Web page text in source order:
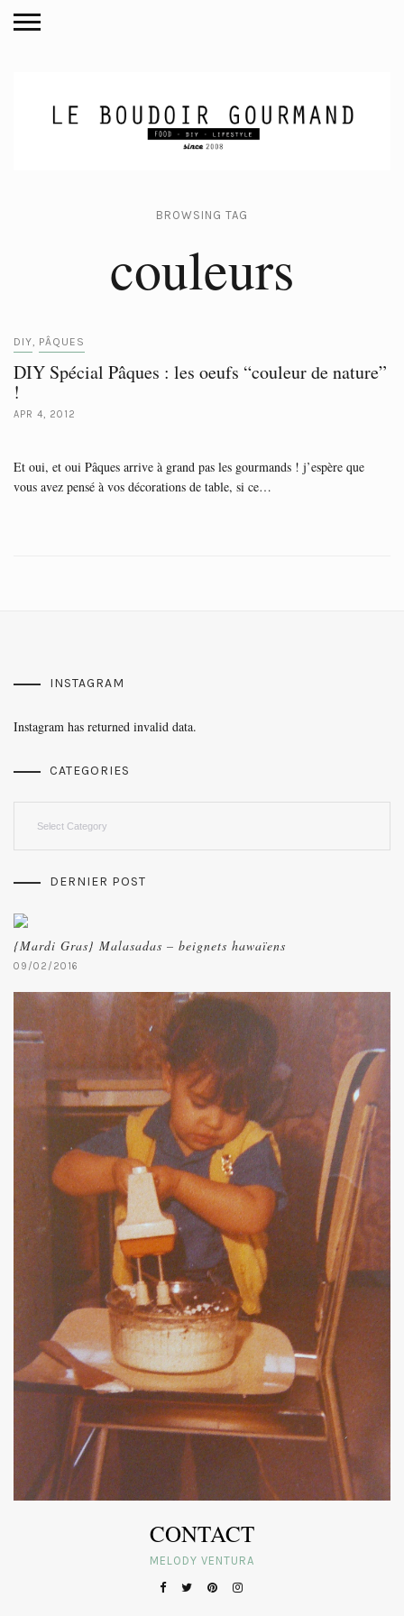
BROWSING TAG
couleurs
DIY, PÂQUES
DIY Spécial Pâques : les oeufs “couleur de nature”
!
APR 4, 2012
Et oui, et oui Pâques arrive à grand pas les gourmands ! j’espère que
vous avez pensé à vos décorations de table, si ce…
INSTAGRAM
Instagram has returned invalid data.
CATEGORIES
DERNIER POST
{Mardi Gras} Malasadas – beignets hawaïens
09/02/2016
CONTACT
MELODY VENTURA